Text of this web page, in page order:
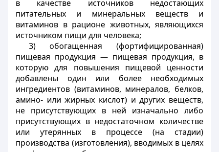
в качестве источников недостающих
питательных и минеральных веществ и
витаминов в рационе животных, являющихся
источником пищи для человека;
3) обогащенная (фортифицированная)
пищевая продукция — пищевая продукция, в
которую для повышения пищевой ценности
добавлены один или более необходимых
ингредиентов (витаминов, минералов, белков,
амино- или жирных кислот) и других веществ,
не присутствующих в ней изначально либо
присутствующих в недостаточном количестве
или утерянных в процессе (на стадии)
производства (изготовления), вводимых в целях